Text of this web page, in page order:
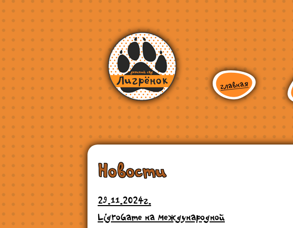
Новости
29.11.2024г.
LigroGame на международной